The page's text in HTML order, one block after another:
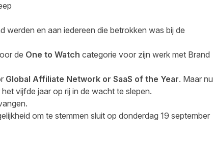
werden en aan iedereen die betrokken was bij de
de One to Watch categorie voor zijn werk met Brand
Global Affiliate Network or SaaS of the Year. Maar nu
vijfde jaar op rij in de wacht te slepen.
om te stemmen sluit op donderdag 19 september